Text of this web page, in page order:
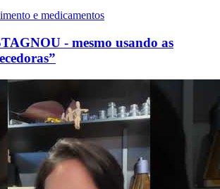
e medicamentos
- mesmo usando as